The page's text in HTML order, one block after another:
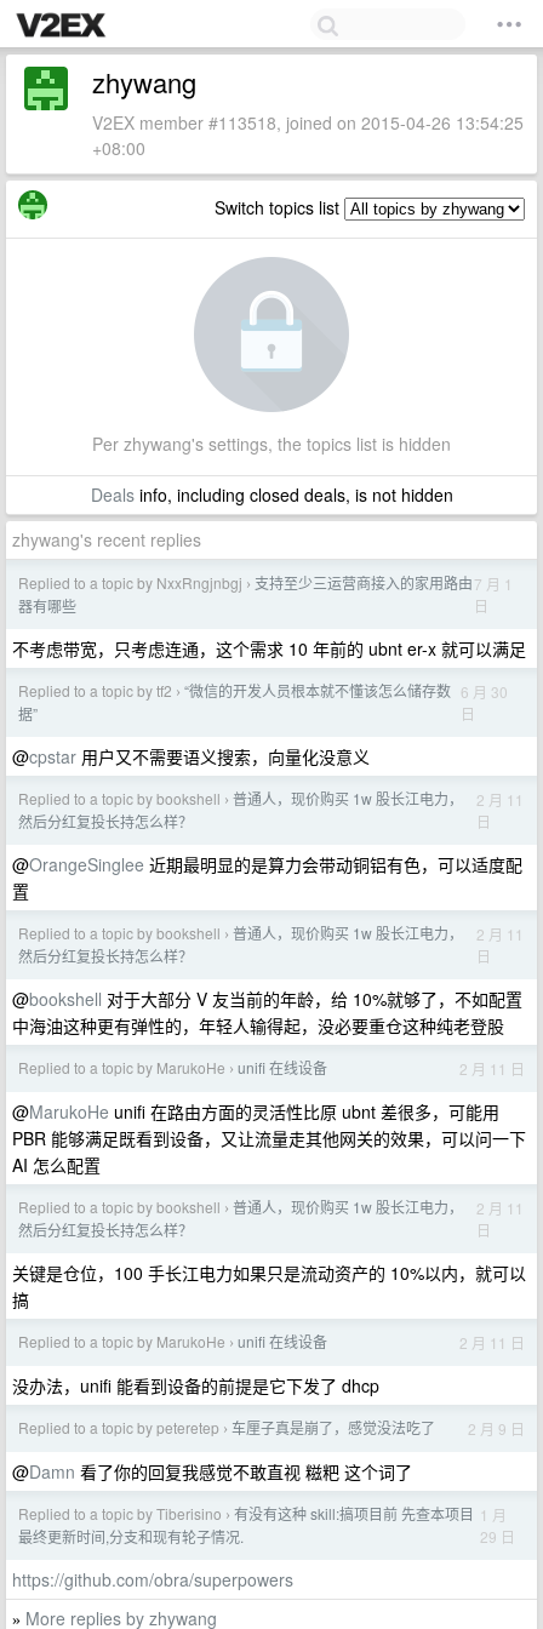
zhywang
V2EX member #113518, joined on 2015-04-26 13:54:25
+08:00
Switch topics list
Per zhywang's settings, the topics list is hidden
Dealsinfo, including closed deals, is not hidden
zhywang's recent replies
Replied to a topic by NxxRngjnbgj › 支持至少三运营商接入的家用路由
器有哪些
7 月 1
日
不考虑带宽，只考虑连通，这个需求 10 年前的 ubnt er-x 就可以满足
Replied to a topic by tf2 › “微信的开发人员根本就不懂该怎么储存数
据”
6 月 30
日
@cpstar 用户又不需要语义搜索，向量化没意义
Replied to a topic by bookshell › 普通人，现价购买 1w 股长江电力，
然后分红复投长持怎么样？
2 月 11
日
@OrangeSinglee 近期最明显的是算力会带动铜铝有色，可以适度配
置
Replied to a topic by bookshell › 普通人，现价购买 1w 股长江电力，
然后分红复投长持怎么样？
2 月 11
日
@bookshell 对于大部分 V 友当前的年龄，给 10%就够了，不如配置
中海油这种更有弹性的，年轻人输得起，没必要重仓这种纯老登股
Replied to a topic by MarukoHe › unifi 在线设备 2 月 11 日
@MarukoHe unifi 在路由方面的灵活性比原 ubnt 差很多，可能用
PBR 能够满足既看到设备，又让流量走其他网关的效果，可以问一下
AI 怎么配置
Replied to a topic by bookshell › 普通人，现价购买 1w 股长江电力，
然后分红复投长持怎么样？
2 月 11
日
关键是仓位，100 手长江电力如果只是流动资产的 10%以内，就可以
搞
Replied to a topic by MarukoHe › unifi 在线设备 2 月 11 日
没办法，unifi 能看到设备的前提是它下发了 dhcp
Replied to a topic by peteretep › 车厘子真是崩了，感觉没法吃了 2 月 9 日
@Damn 看了你的回复我感觉不敢直视 糍粑 这个词了
Replied to a topic by Tiberisino › 有没有这种 skill:搞项目前 先查本项目
最终更新时间,分支和现有轮子情况.
1 月
29 日
https://github.com/obra/superpowers
» More replies by zhywang